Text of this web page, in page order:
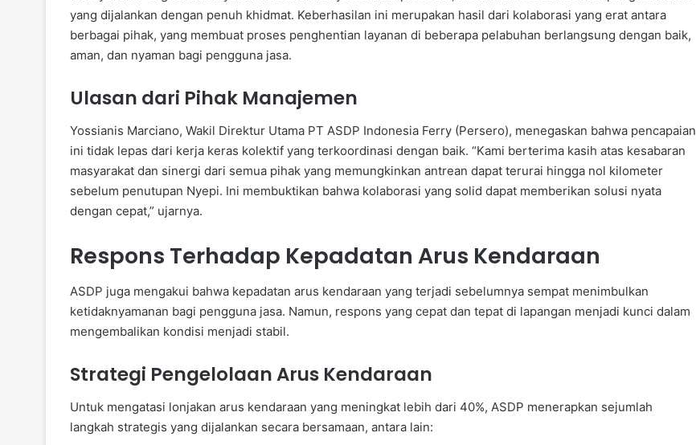
yang dijalankan dengan penuh khidmat. Keberhasilan ini merupakan hasil dari kolaborasi yang erat antara
berbagai pihak, yang membuat proses penghentian layanan di beberapa pelabuhan berlangsung dengan baik,
aman, dan nyaman bagi pengguna jasa.
Ulasan dari Pihak Manajemen
Yossianis Marciano, Wakil Direktur Utama PT ASDP Indonesia Ferry (Persero), menegaskan bahwa pencapaian
ini tidak lepas dari kerja keras kolektif yang terkoordinasi dengan baik. “Kami berterima kasih atas kesabaran
masyarakat dan sinergi dari semua pihak yang memungkinkan antrean dapat terurai hingga nol kilometer
sebelum penutupan Nyepi. Ini membuktikan bahwa kolaborasi yang solid dapat memberikan solusi nyata
dengan cepat,” ujarnya.
Respons Terhadap Kepadatan Arus Kendaraan
ASDP juga mengakui bahwa kepadatan arus kendaraan yang terjadi sebelumnya sempat menimbulkan
ketidaknyamanan bagi pengguna jasa. Namun, respons yang cepat dan tepat di lapangan menjadi kunci dalam
mengembalikan kondisi menjadi stabil.
Strategi Pengelolaan Arus Kendaraan
Untuk mengatasi lonjakan arus kendaraan yang meningkat lebih dari 40%, ASDP menerapkan sejumlah
langkah strategis yang dijalankan secara bersamaan, antara lain: